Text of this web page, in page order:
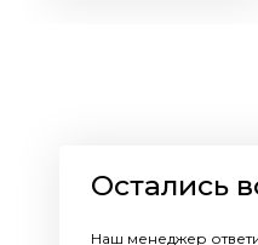
Остались
Наш менеджер